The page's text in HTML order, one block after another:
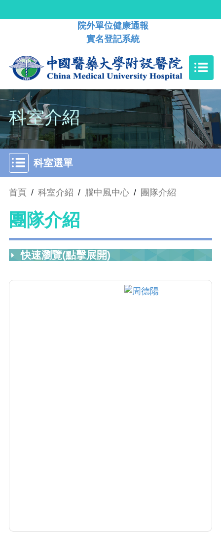
院外單位健康通報
實名登記系統
科室介紹
科室選單
首頁 / 科室介紹 / 腦中風中心 / 團隊介紹
團隊介紹
快速瀏覽(點擊展開)